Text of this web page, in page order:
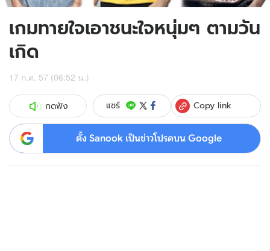
เกมทายใจเอาชนะใจหนุ่มๆ ตามวัน
เกิด
17 ก.ค. 57 (06:52 น.)
กดฟัง แชร์ Copy link
ตั้ง Sanook เป็นข่าวโปรดบน Google